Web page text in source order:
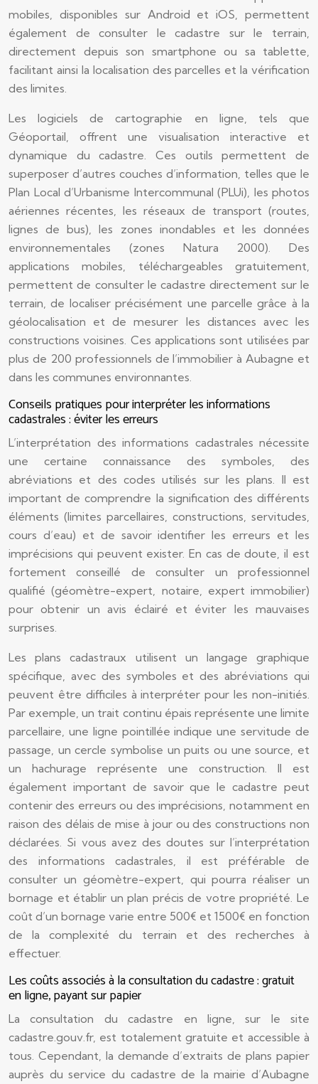
mobiles, disponibles sur Android et iOS, permettent
également de consulter le cadastre sur le terrain,
directement depuis son smartphone ou sa tablette,
facilitant ainsi la localisation des parcelles et la vérification
des limites.
Les logiciels de cartographie en ligne, tels que
Géoportail, offrent une visualisation interactive et
dynamique du cadastre. Ces outils permettent de
superposer d’autres couches d’information, telles que le
Plan Local d’Urbanisme Intercommunal (PLUi), les photos
aériennes récentes, les réseaux de transport (routes,
lignes de bus), les zones inondables et les données
environnementales (zones Natura 2000). Des
applications mobiles, téléchargeables gratuitement,
permettent de consulter le cadastre directement sur le
terrain, de localiser précisément une parcelle grâce à la
géolocalisation et de mesurer les distances avec les
constructions voisines. Ces applications sont utilisées par
plus de 200 professionnels de l’immobilier à Aubagne et
dans les communes environnantes.
Conseils pratiques pour interpréter les informations
cadastrales : éviter les erreurs
L’interprétation des informations cadastrales nécessite
une certaine connaissance des symboles, des
abréviations et des codes utilisés sur les plans. Il est
important de comprendre la signification des différents
éléments (limites parcellaires, constructions, servitudes,
cours d’eau) et de savoir identifier les erreurs et les
imprécisions qui peuvent exister. En cas de doute, il est
fortement conseillé de consulter un professionnel
qualifié (géomètre-expert, notaire, expert immobilier)
pour obtenir un avis éclairé et éviter les mauvaises
surprises.
Les plans cadastraux utilisent un langage graphique
spécifique, avec des symboles et des abréviations qui
peuvent être difficiles à interpréter pour les non-initiés.
Par exemple, un trait continu épais représente une limite
parcellaire, une ligne pointillée indique une servitude de
passage, un cercle symbolise un puits ou une source, et
un hachurage représente une construction. Il est
également important de savoir que le cadastre peut
contenir des erreurs ou des imprécisions, notamment en
raison des délais de mise à jour ou des constructions non
déclarées. Si vous avez des doutes sur l’interprétation
des informations cadastrales, il est préférable de
consulter un géomètre-expert, qui pourra réaliser un
bornage et établir un plan précis de votre propriété. Le
coût d’un bornage varie entre 500€ et 1500€ en fonction
de la complexité du terrain et des recherches à
effectuer.
Les coûts associés à la consultation du cadastre : gratuit
en ligne, payant sur papier
La consultation du cadastre en ligne, sur le site
cadastre.gouv.fr, est totalement gratuite et accessible à
tous. Cependant, la demande d’extraits de plans papier
auprès du service du cadastre de la mairie d’Aubagne